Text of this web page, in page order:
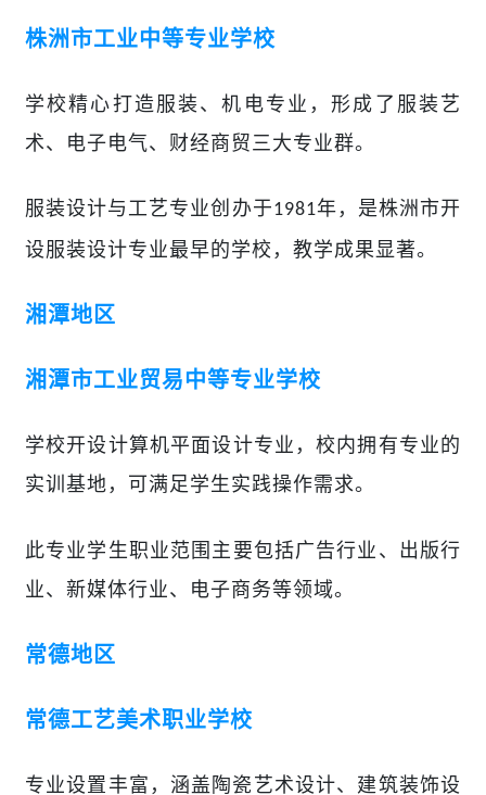
株洲市工业中等专业学校
学校精心打造服装、机电专业，形成了服装艺
术、电子电气、财经商贸三大专业群。
服装设计与工艺专业创办于1981年，是株洲市开
设服装设计专业最早的学校，教学成果显著。
湘潭地区
湘潭市工业贸易中等专业学校
学校开设计算机平面设计专业，校内拥有专业 的
实训基地，可满足学生实践操作需求。
此专业学生职业范围主要包括广告行业、出版行
业、新媒体行业、电子商务等领域。
常德地区
常德工艺美术职业学校
专业设置丰富，涵盖陶瓷艺术设计、建筑装饰设